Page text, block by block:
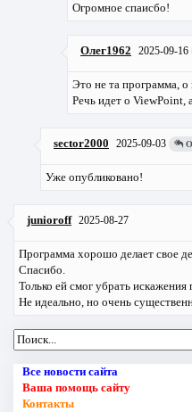
Огромное спаисбо!
Олег1962 2025-09-16
Это не та программа, о
Речь идет о ViewPoint,
sector2000 2025-09-03
Уже опубликовано!
junioroff 2025-08-27
Программа хорошо делает свое
Спасибо.
Только ей смог убрать
Не идеально, но очень
Все новости сайта
Ваша помощь сайту
Контакты